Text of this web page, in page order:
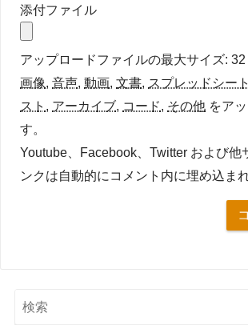
添付ファイル
アップロードファイルの最大サイズ: 32
画像, 音声, 動画, 文書, スプレッドシート
スト , アーカイブ, コード, その他 をア
す。
Youtube、Facebook、Twitter および他
ンクは自動的にコメント内に埋め込まれ